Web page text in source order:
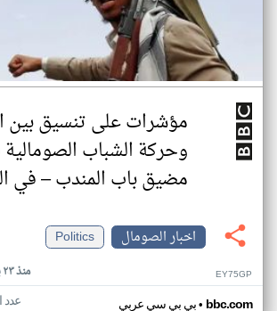
مؤشرات على تنسيق بين
وحركة الشباب
مضيق باب المندب – في
اخبار الصومال
Politics
منذ ٢٣ يوم EY75GP
بي بي سي عربي• bbc.com عدد